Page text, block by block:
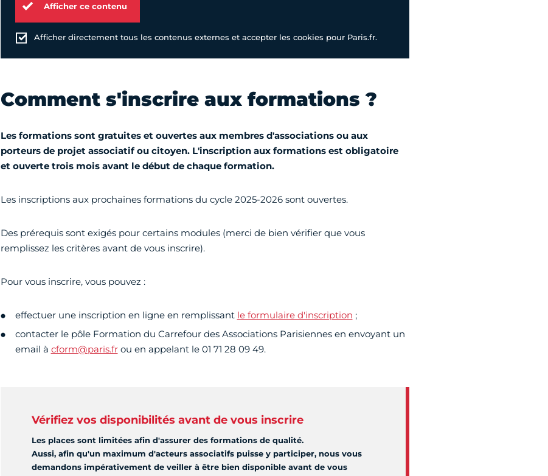
Afficher ce contenu
Afficher directement tous les contenus externes et accepter les cookies pour Paris.fr.
Comment s'inscrire aux formations ?
Les formations sont gratuites et ouvertes aux membres d'associations ou aux
porteurs de projet associatif ou citoyen. L'inscription aux formations est obligatoire
et ouverte trois mois avant le début de chaque formation.
Les inscriptions aux prochaines formations du cycle 2025-2026 sont ouvertes.
Des prérequis sont exigés pour certains modules (merci de bien vérifier que vous
remplissez les critères avant de vous inscrire).
Pour vous inscrire, vous pouvez :
effectuer une inscription en ligne en remplissant le formulaire d'inscription ;
contacter le pôle Formation du Carrefour des Associations Parisiennes en envoyant un
email à cform@paris.frou en appelant le 01 71 28 09 49.
Vérifiez vos disponibilités avant de vous inscrire
Les places sont limitées afin d'assurer des formations de qualité.
Aussi, afin qu'un maximum d'acteurs associatifs puisse y participer, nous vous
demandons impérativement de veiller à être bien disponible avant de vous